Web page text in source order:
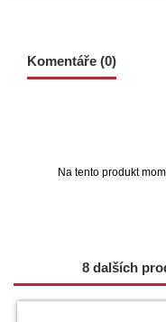
Komentáře (0)
Na tento produkt
8 dalších